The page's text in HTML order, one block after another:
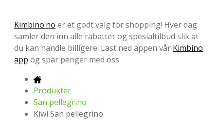
Kimbino.no er et godt valg for shopping! Hver dag
samler den inn alle rabatter og spesialtilbud slik at
du kan handle billigere. Last ned appen vår Kimbino
app og spar penger med oss.
Produkter
San pellegrino
Kiwi San pellegrino